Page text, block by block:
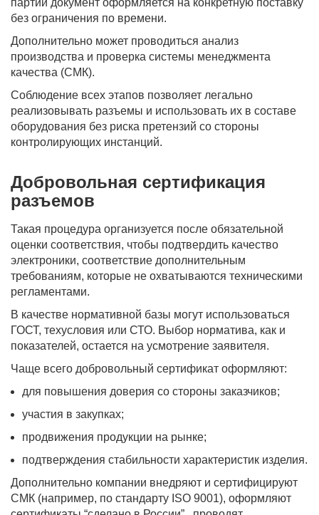
партии документ оформляется на конкретную поставку
без ограничения по времени.
Дополнительно может проводиться анализ
производства и проверка системы менеджмента
качества (СМК).
Соблюдение всех этапов позволяет легально
реализовывать разъемы и использовать их в составе
оборудования без риска претензий со стороны
контролирующих инстанций.
Добровольная сертификация
разъемов
Такая процедура организуется после обязательной
оценки соответствия, чтобы подтвердить качество
электроники, соответствие дополнительным
требованиям, которые не охватываются техническими
регламентами.
В качестве нормативной базы могут использоваться
ГОСТ, техусловия или СТО. Выбор норматива, как и
показателей, остается на усмотрение заявителя.
Чаще всего добровольный сертификат оформляют:
для повышения доверия со стороны заказчиков;
участия в закупках;
продвижения продукции на рынке;
подтверждения стабильности характеристик изделия.
Дополнительно компании внедряют и сертифицируют
СМК (например, по стандарту ISO 9001), оформляют